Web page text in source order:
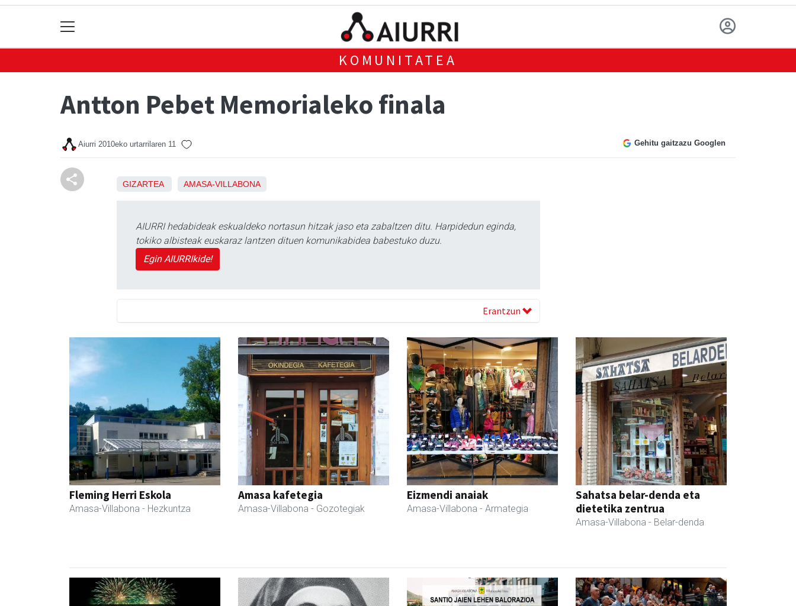
KOMUNITATEA
Antton Pebet Memorialeko finala
Aiurri 2010eko urtarrilaren 11 Gehitu gaitzazu Googlen
GIZARTEA AMASA-VILLABONA
AIURRI hedabideak eskualdeko nortasun hitzak jaso eta zabaltzen ditu. Harpidedun eginda,
tokiko albisteak euskaraz lantzen dituen komunikabidea babestuko duzu.
Egin AIURRIkide!
Erantzun
Fleming Herri Eskola
Amasa-Villabona - Hezkuntza
Amasa kafetegia
Amasa-Villabona - Gozotegiak
Eizmendi anaiak
Amasa-Villabona - Armategia
Sahatsa belar-denda eta
dietetika zentrua
Amasa-Villabona - Belar-denda